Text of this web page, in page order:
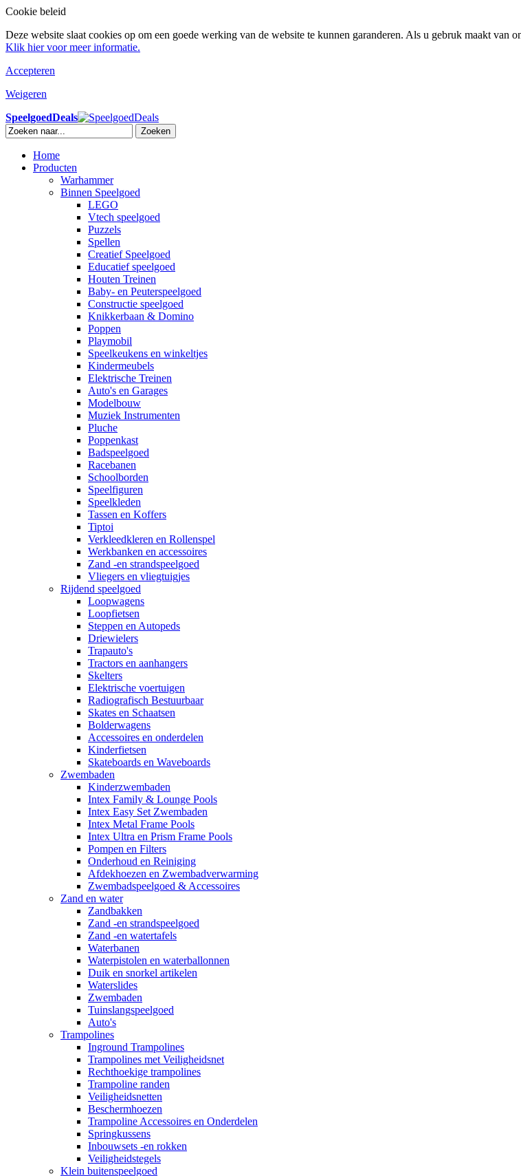
Cookie beleid
Deze website slaat cookies op om een goede werking van de website te kunnen garanderen. Als u gebruk maakt van
Klik hier voor meer informatie.
Accepteren
Weigeren
SpeelgoedDeals
Zoeken
Home
Producten
Warhammer
Binnen Speelgoed
LEGO
Vtech speelgoed
Puzzels
Spellen
Creatief Speelgoed
Educatief speelgoed
Houten Treinen
Baby- en Peuterspeelgoed
Constructie speelgoed
Knikkerbaan & Domino
Poppen
Playmobil
Speelkeukens en winkeltjes
Kindermeubels
Elektrische Treinen
Auto's en Garages
Modelbouw
Muziek Instrumenten
Pluche
Poppenkast
Badspeelgoed
Racebanen
Schoolborden
Speelfiguren
Speelkleden
Tassen en Koffers
Tiptoi
Verkleedkleren en Rollenspel
Werkbanken en accessoires
Zand -en strandspeelgoed
Vliegers en vliegtuigjes
Rijdend speelgoed
Loopwagens
Loopfietsen
Steppen en Autopeds
Driewielers
Trapauto's
Tractors en aanhangers
Skelters
Elektrische voertuigen
Radiografisch Bestuurbaar
Skates en Schaatsen
Bolderwagens
Accessoires en onderdelen
Kinderfietsen
Skateboards en Waveboards
Zwembaden
Kinderzwembaden
Intex Family & Lounge Pools
Intex Easy Set Zwembaden
Intex Metal Frame Pools
Intex Ultra en Prism Frame Pools
Pompen en Filters
Onderhoud en Reiniging
Afdekhoezen en Zwembadverwarming
Zwembadspeelgoed & Accessoires
Zand en water
Zandbakken
Zand -en strandspeelgoed
Zand -en watertafels
Waterbanen
Waterpistolen en waterballonnen
Duik en snorkel artikelen
Waterslides
Zwembaden
Tuinslangspeelgoed
Auto's
Trampolines
Inground Trampolines
Trampolines met Veiligheidsnet
Rechthoekige trampolines
Trampoline randen
Veiligheidsnetten
Beschermhoezen
Trampoline Accessoires en Onderdelen
Springkussens
Inbouwsets -en rokken
Veiligheidstegels
Klein buitenspeelgoed